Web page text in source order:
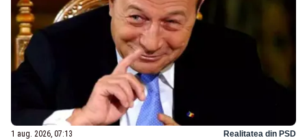
1 aug. 2026, 07:13 Realitatea din PSD